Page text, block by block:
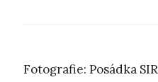
Fotografie: Posádka